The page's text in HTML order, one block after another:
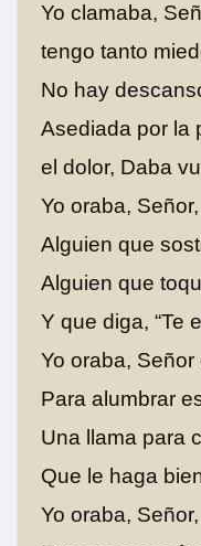
Yo clamaba,
tengo tanto
No hay
Asediada por la
el dolor, Daba
Yo oraba,
Alguien que
Alguien que
Y que diga, “Te
Yo oraba,
Para alumbrar
Una llama para
Que le haga
Yo oraba,